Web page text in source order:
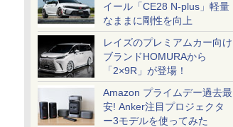
イール「CE28 N-plus」軽量
なままに剛性を向上
レイズのプレミアムカー向け
ブランドHOMURAから
「2×9R」が登場！
Amazon プライムデー過去最
安! Anker注目プロジェクタ
ー3モデルを使ってみた